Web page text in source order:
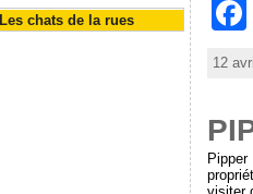
Les chats de la rues
12